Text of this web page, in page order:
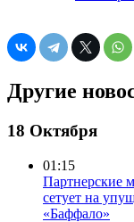
Другие
18 Октября
01:15
Партнерские
сетует на
«Баффало»